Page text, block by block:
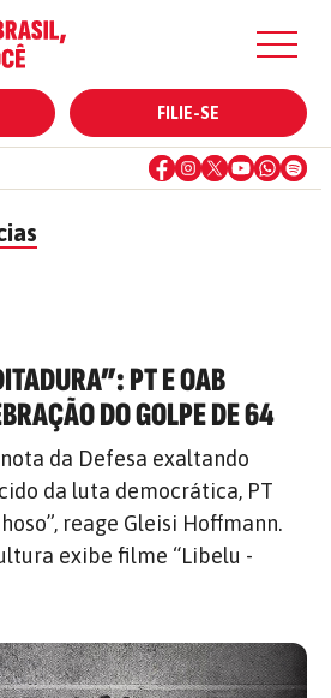
FILIE-SE
PT E OAB
DO GOLPE DE 64
da Defesa exaltando
da luta democrática, PT
reage Gleisi Hoffmann.
exibe filme “Libelu -